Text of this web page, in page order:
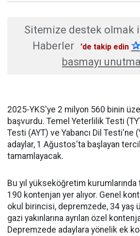
Sitemize destek olmak
Haberler
'de takip edin ✰
basmayı
2025-YKS'ye 2 milyon 560 binin
başvurdu. Temel Yeterlilik Testi
Testi (AYT) ve Yabancı Dil Testi'ne
adaylar, 1 Ağustos'ta başlayan
tamamlayacak.
Bu yıl yükseköğretim
190 kontenjan yer alıyor. Genel
okul birincisi, depremzede, 34 yaş
gazi yakınlarına ayrılan özel
Depremzede adaylara yönelik ek